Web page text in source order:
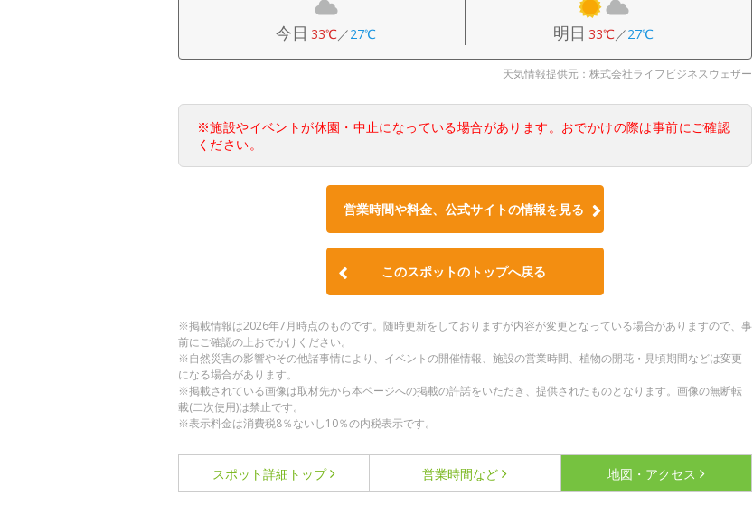
今日 33℃／27℃ 明日 33℃／27℃
天気情報提供元：株式会社ライフビジネスウェザー
※施設やイベントが休園・中止になっている場合があります。おでかけの際は事前にご確認
ください。
営業時間や料金、公式サイトの情報を見る
このスポットのトップへ戻る
※掲載情報は2026年7月時点のものです。随時更新をしておりますが内容が変更となっている場合がありますので、事
前にご確認の上おでかけください。
※自然災害の影響やその他諸事情により、イベントの開催情報、施設の営業時間、植物の開花・見頃期間などは変更
になる場合があります。
※掲載されている画像は取材先から本ページへの掲載の許諾をいただき、提供されたものとなります。画像の無断転
載(二次使用)は禁止です。
※表示料金は消費税8％ないし10％の内税表示です。
スポット詳細 トップ 営業時間など 地図・アクセス